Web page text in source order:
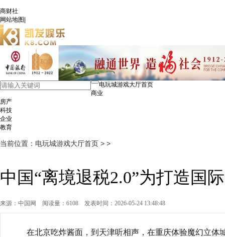
商财社
网站地图
电玩城游戏大厅首页
商业
房产
科技
企业
教育
当前位置： 电玩城游戏大厅首页 > >
中国“离境退税2.0”为打造国
来源：中国网 阅读量：6108 发表时间：2026-05-24 13:48:48
在北京吃炸酱面，到天津听相声，在重庆体验魔幻立